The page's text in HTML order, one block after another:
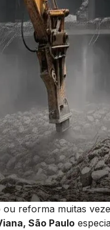
reforma muitas
São Paulo